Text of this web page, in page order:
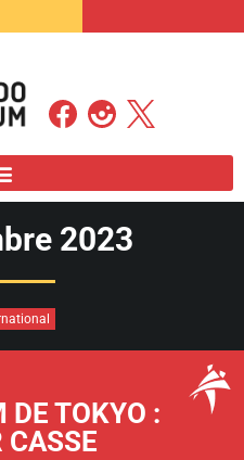
2023
DE TOKYO :
CASSE